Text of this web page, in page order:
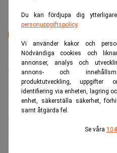
Du kan fördjupa dig
personuppgiftspolicy.
Vi använder kakor och
Nödvändiga cookies och
annonser, analys och
annons- och
produktutveckling, uppgifter
identifiering via enheten, lagring
enhet, säkerställa säkerhet,
samt åtgärda fel.
Se våra
Senaste lediga jobben
Bolagsjurist till Eltel AB
Placering:Bromma, Stockholm
Sista ansökningsdag:21/08/
Medarbetare inom Intern
Sista ansökningsdag: 13/06/